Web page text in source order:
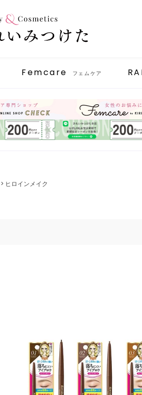
Femcare フェムケア
ヒロインメイク